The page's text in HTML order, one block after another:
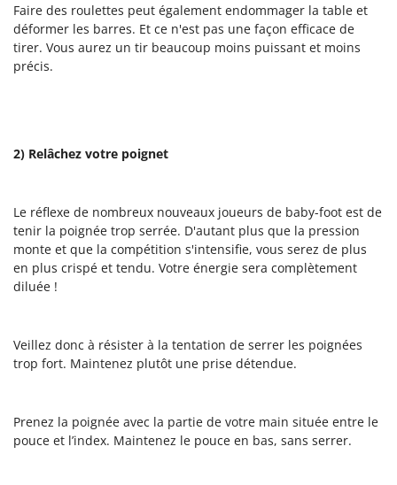
Faire des roulettes peut également endommager la table et
déformer les barres. Et ce n'est pas une façon efficace de
tirer. Vous aurez un tir beaucoup moins puissant et moins
précis.
2) Relâchez votre poignet
Le réflexe de nombreux nouveaux joueurs de baby-foot est de
tenir la poignée trop serrée. D'autant plus que la pression
monte et que la compétition s'intensifie, vous serez de plus
en plus crispé et tendu. Votre énergie sera complètement
diluée !
Veillez donc à résister à la tentation de serrer les poignées
trop fort. Maintenez plutôt une prise détendue.
Prenez la poignée avec la partie de votre main située entre le
pouce et l’index. Maintenez le pouce en bas, sans serrer.